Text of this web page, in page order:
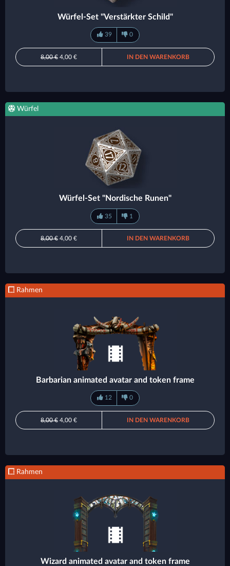
Würfel-Set "Verstärkter Schild"
39 0
8,00 € 4,00 € IN DEN WARENKORB
Würfel
Würfel-Set "Nordische Runen"
35 1
8,00 € 4,00 € IN DEN WARENKORB
Rahmen
Barbarian animated avatar and token frame
12 0
8,00 € 4,00 € IN DEN WARENKORB
Rahmen
Wizard animated avatar and token frame